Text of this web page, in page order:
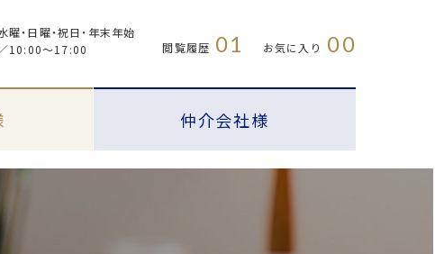
曜・日曜・祝日・年末年始
10:00〜17:00 閲覧履歴 01 お気に入り 00
仲介会社様